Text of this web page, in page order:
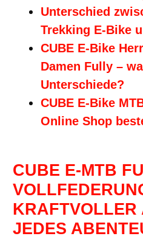
Unterschied
Trekking E-Bike
CUBE E-Bike
Damen Fully –
Unterschiede?
CUBE E-Bike
Online Shop
CUBE E-MTB
KRAFTVOLLER
JEDES